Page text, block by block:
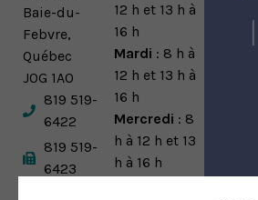
Baie-du-
Febvre,
Québec
J0G 1A0
819 519-
6422
819 519-
6423
12 h et 13 h à
16 h
Mardi : 8 h à
12 h et 13 h à
16 h
Mercredi : 8
h à 12 h et 13
h à 16 h